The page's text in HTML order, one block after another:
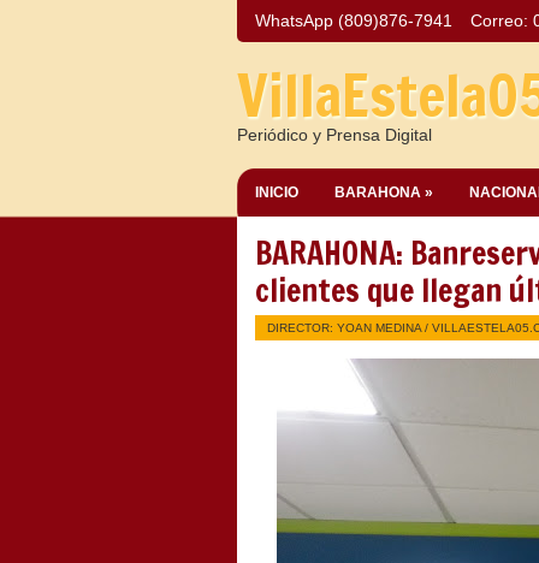
WhatsApp (809)876-7941 Correo:
Periódico y Prensa Digital
INICIO BARAHONA »
BARAHONA:
clientes que llegan
DIRECTOR: YOAN MEDINA /